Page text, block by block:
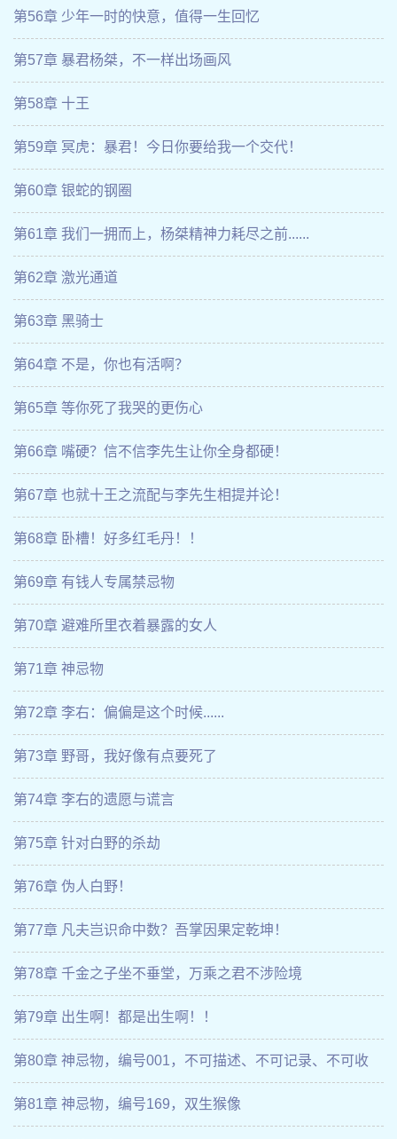
第56章 少年一时的快意，值得一生回忆
第57章 暴君杨桀，不一样出场画风
第58章 十王
第59章 冥虎：暴君！今日你要给我一个交代！
第60章 银蛇的钢圈
第61章 我们一拥而上，杨桀精神力耗尽之前......
第62章 激光通道
第63章 黑骑士
第64章 不是，你也有活啊？
第65章 等你死了我哭的更伤心
第66章 嘴硬？信不信李先生让你全身都硬！
第67章 也就十王之流配与李先生相提并论！
第68章 卧槽！好多红毛丹！！
第69章 有钱人专属禁忌物
第70章 避难所里衣着暴露的女人
第71章 神忌物
第72章 李右：偏偏是这个时候......
第73章 野哥，我好像有点要死了
第74章 李右的遗愿与谎言
第75章 针对白野的杀劫
第76章 伪人白野！
第77章 凡夫岂识命中数？吾掌因果定乾坤！
第78章 千金之子坐不垂堂，万乘之君不涉险境
第79章 出生啊！都是出生啊！！
第80章 神忌物，编号001，不可描述、不可记录、不可收
容！
第81章 神忌物，编号169，双生猴像